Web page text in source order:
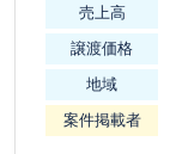
売上高
譲渡価格
地域
案件掲載者